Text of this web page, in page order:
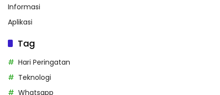
Informasi
Aplikasi
Tag
Hari Peringatan
Teknologi
Whatsapp